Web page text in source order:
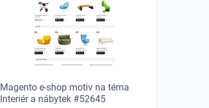
Magento e-shop motiv na téma
Interiér a nábytek #52645